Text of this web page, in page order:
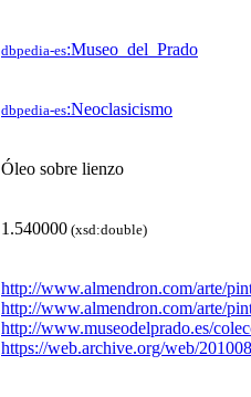
dbpedia-es:Museo_del_Prado
dbpedia-es:Neoclasicismo
Óleo sobre lienzo
1.540000 (xsd:double)
http://www.almendron.com/arte/
http://www.almendron.com/arte/
http://www.museodelprado.es/
https://web.archive.org/web/